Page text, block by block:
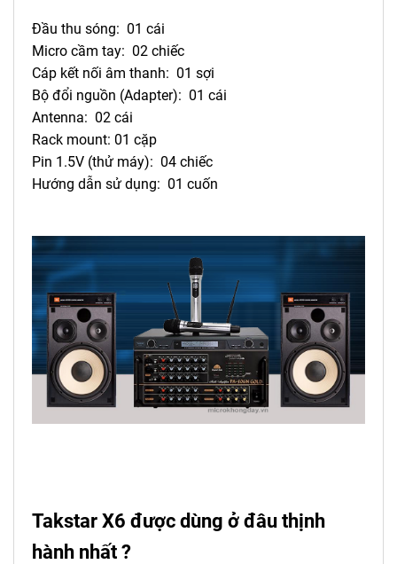
Đầu thu sóng: 01 cái
Micro cầm tay: 02 chiếc
Cáp kết nối âm thanh: 01 sợi
Bộ đổi nguồn (Adapter): 01 cái
Antenna: 02 cái
Rack mount: 01 cặp
Pin 1.5V (thử máy): 04 chiếc
Hướng dẫn sử dụng: 01 cuốn
Takstar X6 được dùng ở đâu thịnh
hành nhất ?